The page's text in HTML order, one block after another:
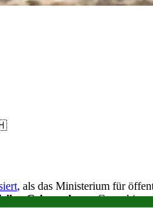
, als das Ministerium für
Gebrauchvon Cannabis